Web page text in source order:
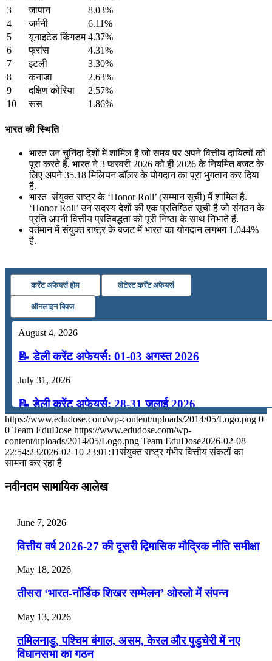
3
जापान
8.03%
4
जर्मनी
6.11%
5
यूनाइटेड किंगडम 4.37%
6
फ्रांस
4.31%
7
इटली
3.30%
8
कनाडा
2.63%
9
दक्षिण कोरिया
2.57%
10
रूस 1.86%
भारत की स्थिति
भारत उन चुनिंदा देशों में शामिल है जो समय पर अपने वित्तीय दायित्वों को
पूरा करते हैं. भारत ने 3 फरवरी 2026 को ही 2026 के नियमित बजट के
लिए अपने 35.18 मिलियन डॉलर के योगदान का पूरा भुगतान कर दिया
है.
भारत संयुक्त राष्ट्र के ‘Honor Roll’ (सम्मान सूची) में शामिल है.
‘Honor Roll’ उन सदस्य देशों की एक प्रतिष्ठित सूची है जो संगठन के
प्रति अपनी वित्तीय प्रतिबद्धता को पूरी निष्ठा के साथ निभाते हैं.
वर्तमान में संयुक्त राष्ट्र के बजट में भारत का योगदान लगभग 1.044%
है.
कर्रेंट अफेयर्स होम लेटेस्ट कर्रेंट अफेयर्स
ऑनलाइन क्विज
August 4, 2026
📝 डेली करेंट अफेयर्स: 01-03 अगस्त 2026
July 31, 2026
📝 डेली करेंट अफेयर्स: 28-31 जुलाई 2026
July 28, 2026
📝 डेली करेंट अफेयर्स: 25-27 जुलाई 2026
July 22, 2026
📝 डेली करेंट अफेयर्स: 19-21 जुलाई 2026
July 19, 2026
📝 डेली करेंट अफेयर्स: 16-18 जुलाई 2026
July 16, 2026
📝 डेली करेंट अफेयर्स: 13-15 जुलाई 2026
https://www.edudose.com/wp-content/uploads/2014/05/Logo.png 0
0 Team EduDose https://www.edudose.com/wp-
content/uploads/2014/05/Logo.png Team EduDose2026-02-08
22:54:232026-02-10 23:01:11संयुक्त राष्ट्र गंभीर वित्तीय संकटों का
सामना कर रहा है
नवीनतम सामायिक आलेख
June 7, 2026
वित्तीय वर्ष 2026-27 की दूसरी द्विमासिक मौद्रिक नीति समीक्षा
May 18, 2026
तीसरा ‘भारत-नॉर्डिक शिखर सम्मेलन’ ओस्लो में संपन्न
May 13, 2026
तमिलनाडु, पश्चिम बंगाल, असम, केरल और पुडुचेरी में नए
विधानसभा का गठन